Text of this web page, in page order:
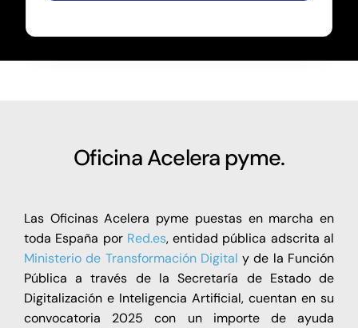
Oficina Acelera pyme.
Las Oficinas Acelera pyme puestas en marcha en
toda España por Red.es, entidad pública adscrita al
Ministerio de Transformación Digital y de la Función
Pública a través de la Secretaría de Estado de
Digitalización e Inteligencia Artificial, cuentan en su
convocatoria 2025 con un importe de ayuda